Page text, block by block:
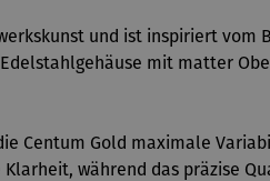
und ist inspiriert
mit matter
Centum Gold maximale
während das präzise